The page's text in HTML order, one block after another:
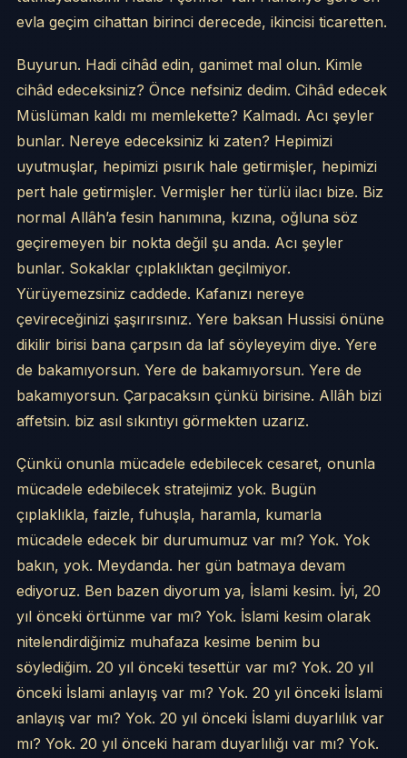
evla geçim cihattan birinci derecede, ikincisi ticaretten.
Buyurun. Hadi cihâd edin, ganimet mal olun. Kimle
cihâd edeceksiniz? Önce nefsiniz dedim. Cihâd edecek
Müslüman kaldı mı memlekette? Kalmadı. Acı şeyler
bunlar. Nereye edeceksiniz ki zaten? Hepimizi
uyutmuşlar, hepimizi pısırık hale getirmişler, hepimizi
pert hale getirmişler. Vermişler her türlü ilacı bize. Biz
normal Allâh’a fesin hanımına, kızına, oğluna söz
geçiremeyen bir nokta değil şu anda. Acı şeyler
bunlar. Sokaklar çıplaklıktan geçilmiyor.
Yürüyemezsiniz caddede. Kafanızı nereye
çevireceğinizi şaşırırsınız. Yere baksan Hussisi önüne
dikilir birisi bana çarpsın da laf söyleyeyim diye. Yere
de bakamıyorsun. Yere de bakamıyorsun. Yere de
bakamıyorsun. Çarpacaksın çünkü birisine. Allâh bizi
affetsin. biz asıl sıkıntıyı görmekten uzarız.
Çünkü onunla mücadele edebilecek cesaret, onunla
mücadele edebilecek stratejimiz yok. Bugün
çıplaklıkla, faizle, fuhuşla, haramla, kumarla
mücadele edecek bir durumumuz var mı? Yok. Yok
bakın, yok. Meydanda. her gün batmaya devam
ediyoruz. Ben bazen diyorum ya, İslami kesim. İyi, 20
yıl önceki örtünme var mı? Yok. İslami kesim olarak
nitelendirdiğimiz muhafaza kesime benim bu
söylediğim. 20 yıl önceki tesettür var mı? Yok. 20 yıl
önceki İslami anlayış var mı? Yok. 20 yıl önceki İslami
anlayış var mı? Yok. 20 yıl önceki İslami duyarlılık var
mı? Yok. 20 yıl önceki haram duyarlılığı var mı? Yok.